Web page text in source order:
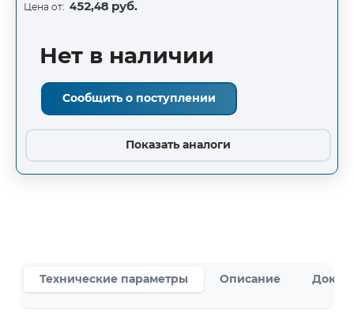
Цена от: 452,48 руб.
Нет в наличии
Сообщить о поступлении
Показать аналоги
Технические параметры Описание